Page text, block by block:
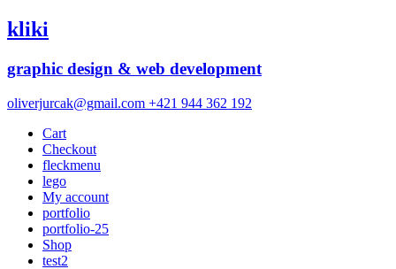
kliki
graphic design & web development
oliverjurcak@gmail.com +421 944 362 192
Cart
Checkout
fleckmenu
lego
My account
portfolio
portfolio-25
Shop
test2